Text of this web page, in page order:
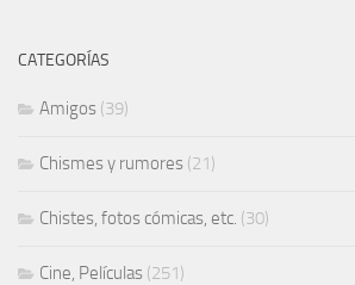
CATEGORÍAS
Amigos (39)
Chismes y rumores (21)
Chistes, fotos cómicas, etc. (30)
Cine, Películas (251)